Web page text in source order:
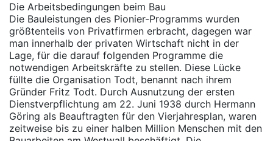
Die Arbeitsbedingungen beim Bau
Die Bauleistungen des Pionier-Programms wurden
größtenteils von Privatfirmen erbracht, dagegen war
man innerhalb der privaten Wirtschaft nicht in der
Lage, für die darauf folgenden Programme die
notwendigen Arbeitskräfte zu stellen. Diese Lücke
füllte die Organisation Todt, benannt nach ihrem
Gründer Fritz Todt. Durch Ausnutzung der ersten
Dienstverpflichtung am 22. Juni 1938 durch Hermann
Göring als Beauftragten für den Vierjahresplan, waren
zeitweise bis zu einer halben Million Menschen mit den